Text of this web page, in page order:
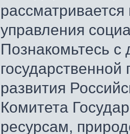
рассматривается
управления
Познакомьтесь
государственной
развития
Комитета
ресурсам,